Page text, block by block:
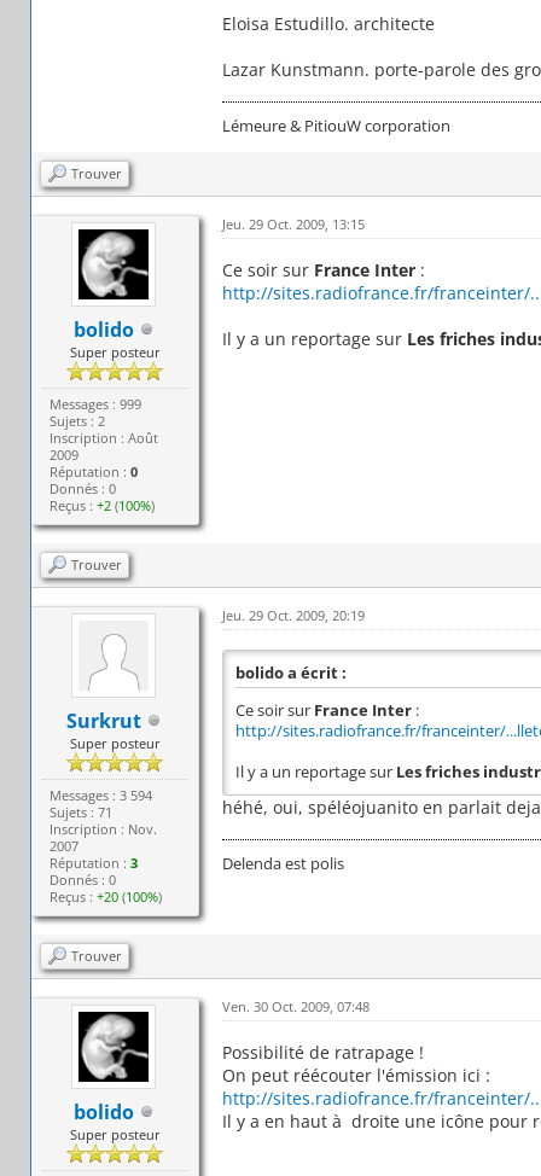
Eloisa Estudillo. architecte
Lazar Kunstmann. porte-parole des
Lémeure & PitiouW corporation
Trouver
bolido
Super posteur
Messages : 999
Sujets : 2
Inscription : Août
2009
Réputation :0
Donnés : 0
Reçus :+2 (100%)
Jeu. 29 Oct. 2009, 13:15
Ce soir sur France Inter:
http://sites.radiofrance.fr/franceinter/
Il y a un reportage sur Les friches
Trouver
Surkrut
Super posteur
Messages : 3 594
Sujets : 71
Inscription : Nov.
2007
Réputation :3
Donnés : 0
Reçus :+20 (100%)
Jeu. 29 Oct. 2009, 20:19
bolido a écrit :
Ce soir sur France Inter:
http://sites.radiofrance.fr/franceinter/
Il y a un reportage sur Les friches
héhé, oui, spéléojuanito en parlait
Delenda est polis
Trouver
bolido
Super posteur
Ven. 30 Oct. 2009, 07:48
Possibilité de ratrapage !
On peut réécouter l'émission ici :
http://sites.radiofrance.fr/franceinter/
Il y a en haut à droite une icône pour